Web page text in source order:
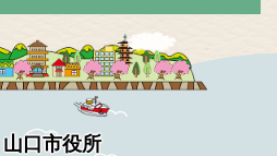
山口市役所